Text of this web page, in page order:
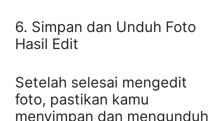
6. Simpan dan Unduh Foto
Hasil Edit
Setelah selesai mengedit
foto, pastikan kamu
menyimpan dan mengunduh